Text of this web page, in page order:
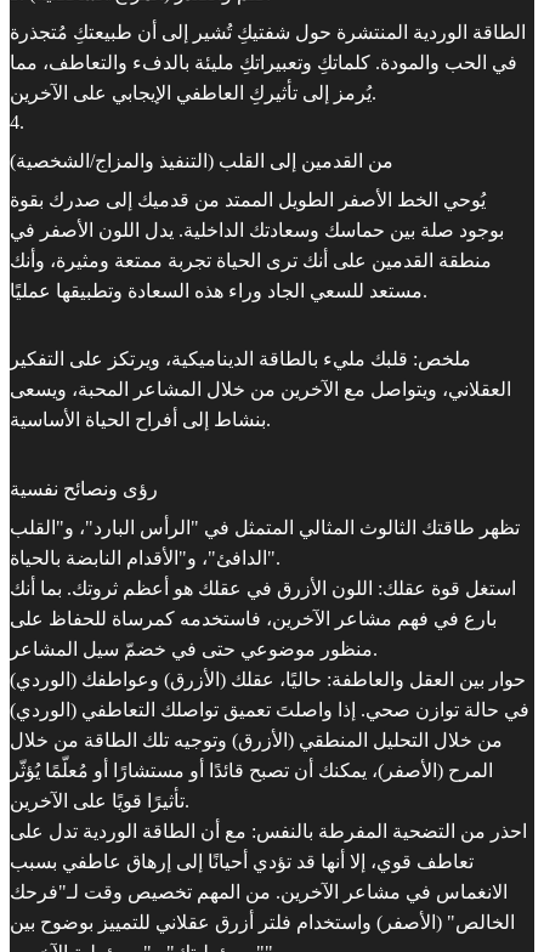
الطاقة الوردية المنتشرة حول شفتيكِ تُشير إلى أن طبيعتكِ مُتجذرة
في الحب والمودة. كلماتكِ وتعبيراتكِ مليئة بالدفء والتعاطف، مما
يُرمز إلى تأثيركِ العاطفي الإيجابي على الآخرين.
4.
من القدمين إلى القلب (التنفيذ والمزاج/الشخصية)
يُوحي الخط الأصفر الطويل الممتد من قدميك إلى صدرك بقوة
بوجود صلة بين حماسك وسعادتك الداخلية. يدل اللون الأصفر في
منطقة القدمين على أنك ترى الحياة تجربة ممتعة ومثيرة، وأنك
مستعد للسعي الجاد وراء هذه السعادة وتطبيقها عمليًا.
ملخص: قلبك مليء بالطاقة الديناميكية، ويرتكز على التفكير
العقلاني، ويتواصل مع الآخرين من خلال المشاعر المحبة، ويسعى
بنشاط إلى أفراح الحياة الأساسية.
رؤى ونصائح نفسية
تظهر طاقتك الثالوث المثالي المتمثل في "الرأس البارد"، و"القلب
الدافئ"، و"الأقدام النابضة بالحياة".
استغل قوة عقلك: اللون الأزرق في عقلك هو أعظم ثروتك. بما أنك
بارع في فهم مشاعر الآخرين، فاستخدمه كمرساة للحفاظ على
منظور موضوعي حتى في خضمّ سيل المشاعر.
حوار بين العقل والعاطفة: حاليًا، عقلك (الأزرق) وعواطفك (الوردي)
في حالة توازن صحي. إذا واصلتَ تعميق تواصلك التعاطفي (الوردي)
من خلال التحليل المنطقي (الأزرق) وتوجيه تلك الطاقة من خلال
المرح (الأصفر)، يمكنك أن تصبح قائدًا أو مستشارًا أو مُعلّمًا يُؤثّر
تأثيرًا قويًا على الآخرين.
احذر من التضحية المفرطة بالنفس: مع أن الطاقة الوردية تدل على
تعاطف قوي، إلا أنها قد تؤدي أحيانًا إلى إرهاق عاطفي بسبب
الانغماس في مشاعر الآخرين. من المهم تخصيص وقت لـ"فرحك
الخالص" (الأصفر) واستخدام فلتر أزرق عقلاني للتمييز بوضوح بين